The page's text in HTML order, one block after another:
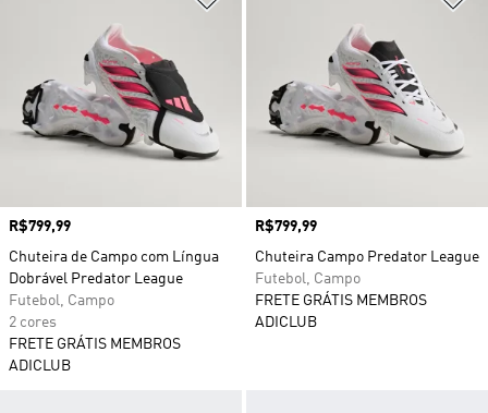
Preço
R$799,99
Chuteira de Campo com Língua
Dobrável Predator League
Futebol, Campo
2 cores
FRETE GRÁTIS MEMBROS
ADICLUB
Preço
R$799,99
Chuteira Campo Predator League
Futebol, Campo
FRETE GRÁTIS MEMBROS
ADICLUB